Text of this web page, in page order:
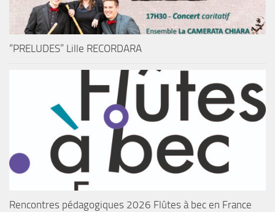
“PRELUDES” Lille RECORDARA
Rencontres pédagogiques 2026 Flûtes à bec en France